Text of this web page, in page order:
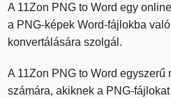
A 11Zon PNG to Word egy
a PNG-képek Word-fájlokba
konvertálására szolgál.
A 11Zon PNG to Word egyszerű
számára, akiknek a PNG-